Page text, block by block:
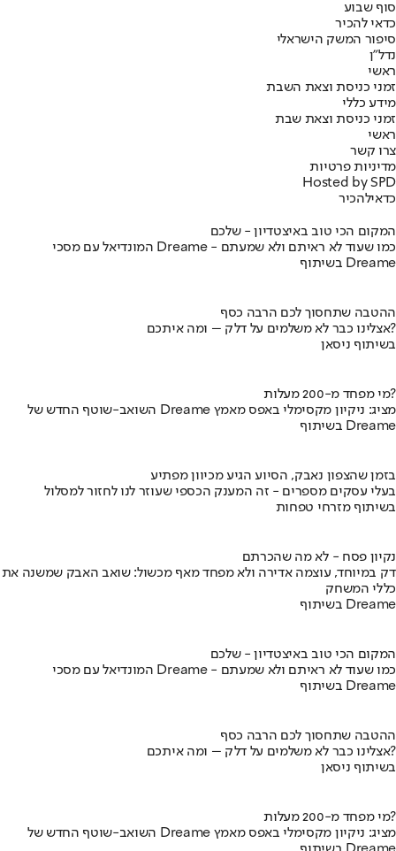
סוף שבוע
כדאי להכיר
סיפור המשק הישראלי
נדל"ן
ראשי
זמני כניסת וצאת השבת
מידע כללי
זמני כניסת וצאת שבת
ראשי
צרו קשר
מדיניות פרטיות
Hosted by SPD
כדאילהכיר
המקום הכי טוב באיצטדיון - שלכם
המונדיאל עם מסכי Dreame - כמו שעוד לא ראיתם ולא שמעתם
בשיתוף Dreame
ההטבה שתחסוך לכם הרבה כסף
אצלינו כבר לא משלמים על דלק – ומה איתכם?
בשיתוף ניסאן
מי מפחד מ-200 מעלות?
השואב-שוטף החדש של Dreame מציג: ניקיון מקסימלי באפס מאמץ
בשיתוף Dreame
בזמן שהצפון נאבק, הסיוע הגיע מכיוון מפתיע
בעלי עסקים מספרים - זה המענק הכספי שעוזר לנו לחזור למסלול
בשיתוף מזרחי טפחות
נקיון פסח - לא מה שהכרתם
דק במיוחד, עוצמה אדירה ולא מפחד מאף מכשול: שואב האבק שמשנה את
כללי המשחק
בשיתוף Dreame
המקום הכי טוב באיצטדיון - שלכם
המונדיאל עם מסכי Dreame - כמו שעוד לא ראיתם ולא שמעתם
בשיתוף Dreame
ההטבה שתחסוך לכם הרבה כסף
אצלינו כבר לא משלמים על דלק – ומה איתכם?
בשיתוף ניסאן
מי מפחד מ-200 מעלות?
השואב-שוטף החדש של Dreame מציג: ניקיון מקסימלי באפס מאמץ